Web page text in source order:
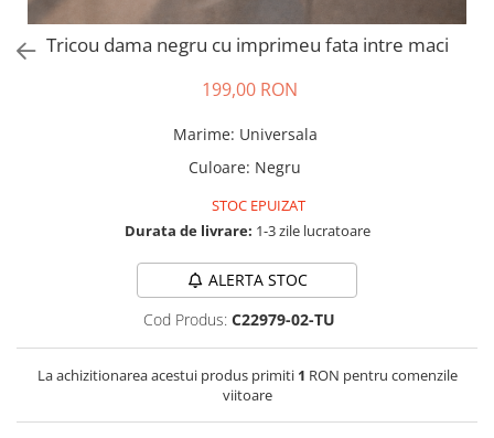
Tricou dama negru cu imprimeu fata intre maci
199,00 RON
Marime: Universala
Culoare: Negru
STOC EPUIZAT
Durata de livrare: 1-3 zile lucratoare
ALERTA STOC
Cod Produs: C22979-02-TU
La achizitionarea acestui produs primiti 1 RON pentru comenzile
viitoare